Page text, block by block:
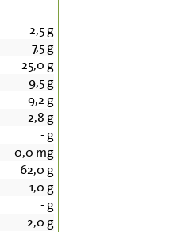
2,5g
7,5g
25,0 g
9,5g
9,2 g
2,8 g
-g
0,0 mg
62,0 g
1,0 g
-g
2,0 g